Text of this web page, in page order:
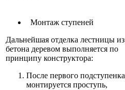
Монтаж ступеней
Дальнейшая отделка лестницы из
бетона деревом выполняется по
принципу конструктора:
После первого подступенка
монтируется проступь,